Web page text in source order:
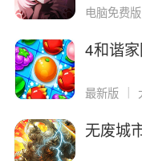
电脑免费版
4和谐
最新版
无废城